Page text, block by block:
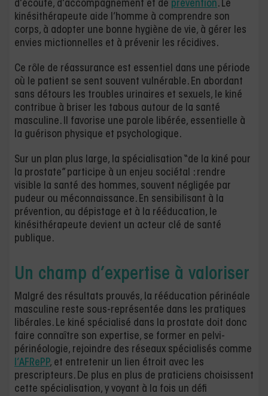
d’écoute, d’accompagnement et de prévention. Le
kinésithérapeute aide l’homme à comprendre son
corps, à adopter une bonne hygiène de vie, à gérer les
envies mictionnelles et à prévenir les récidives.
Ce rôle de réassurance est essentiel dans une période
où le patient se sent souvent vulnérable. En abordant
sans détours les troubles urinaires et sexuels, le kiné
contribue à briser les tabous autour de la santé
masculine. Il favorise une parole libérée, essentielle à
la guérison physique et psychologique.
Sur un plan plus large, la spécialisation “de la kiné pour
la prostate” participe à un enjeu sociétal : rendre
visible la santé des hommes, souvent négligée par
pudeur ou méconnaissance. En sensibilisant à la
prévention, au dépistage et à la rééducation, le
kinésithérapeute devient un acteur clé de santé
publique.
Un champ d’expertise à valoriser
Malgré des résultats prouvés, la rééducation périnéale
masculine reste sous-représentée dans les pratiques
libérales. Le kiné spécialisé dans la prostate doit donc
faire connaître son expertise, se former en pelvi-
périnéologie, rejoindre des réseaux spécialisés comme
l’AFRePP, et entretenir un lien étroit avec les
prescripteurs. De plus en plus de praticiens choisissent
cette spécialisation, y voyant à la fois un défi